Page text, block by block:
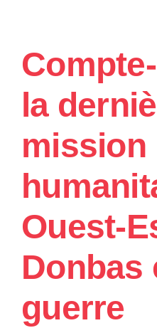
la
mission
Ouest-
Donbas
guerre